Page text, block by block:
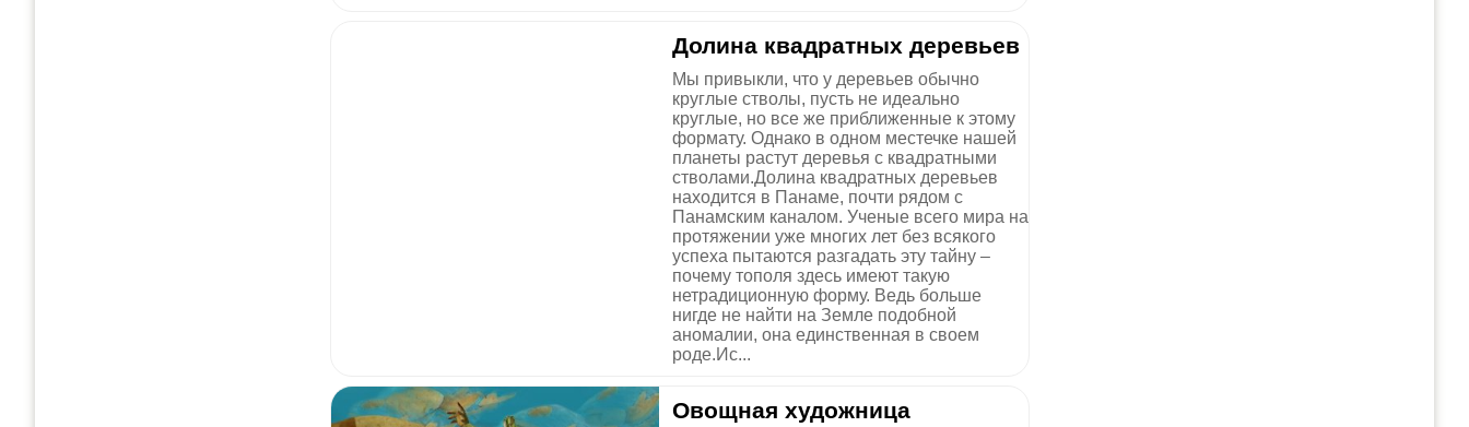
Долина квадратных деревьев
Мы привыкли, что у деревьев обычно
круглые стволы, пусть не идеально
круглые, но все же приближенные к этому
формату. Однако в одном местечке нашей
планеты растут деревья с квадратными
стволами.Долина квадратных деревьев
находится в Панаме, почти рядом с
Панамским каналом. Ученые всего мира на
протяжении уже многих лет без всякого
успеха пытаются разгадать эту тайну –
почему тополя здесь имеют такую
нетрадиционную форму. Ведь больше
нигде не найти на Земле подобной
аномалии, она единственная в своем
роде.Ис...
Овощная художница